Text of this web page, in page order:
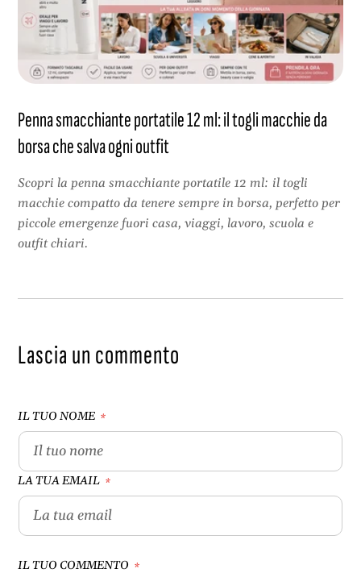
Penna smacchiante portatile 12 ml: il togli macchie da
borsa che salva ogni outfit
Scopri la penna smacchiante portatile 12 ml: il togli
macchie compatto da tenere sempre in borsa, perfetto per
piccole emergenze fuori casa, viaggi, lavoro, scuola e
outfit chiari.
Lascia un commento
IL TUO NOME *
LA TUA EMAIL *
IL TUO COMMENTO *